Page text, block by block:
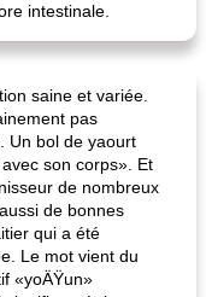
intestinale.
saine et variée.
pas
Un bol de yaourt
son corps». Et
de nombreux
de bonnes
qui a été
Le mot vient du
«yoÄŸun»